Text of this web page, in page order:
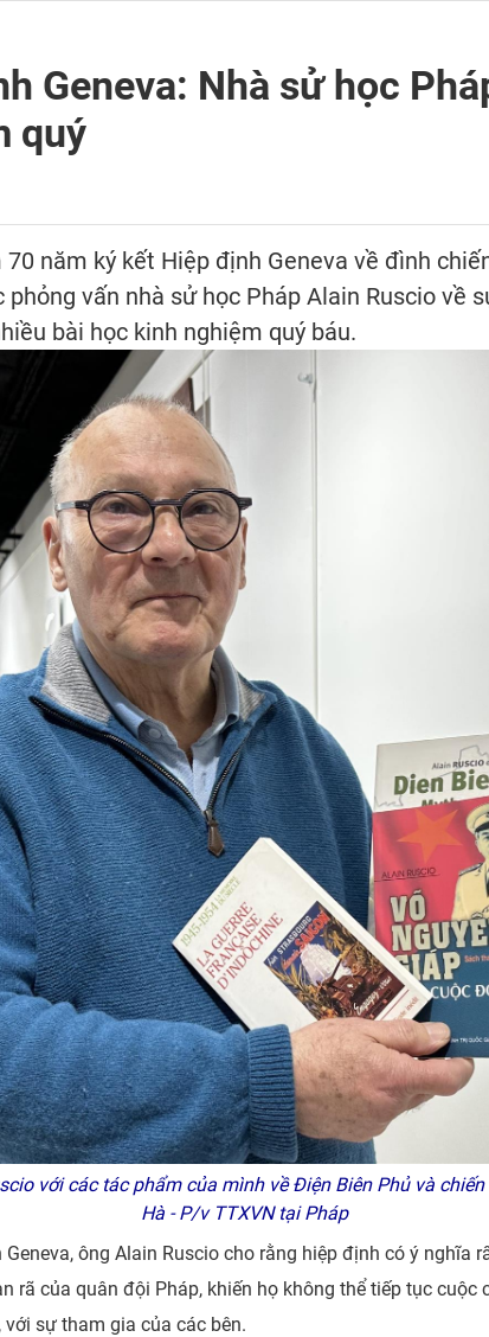
Geneva: Nhà sử học
quý
năm ký kết Hiệp định Geneva về đình
vấn nhà sử học Pháp Alain Ruscio về
bài học kinh nghiệm quý báu.
với các tác phẩm của mình về Điện Biên Phủ và
Hà - P/v TTXVN tại Pháp
ông Alain Ruscio cho rằng hiệp định có ý nghĩa
rã của quân đội Pháp, khiến họ không thể tiếp tục cuộc
sự tham gia của các bên.